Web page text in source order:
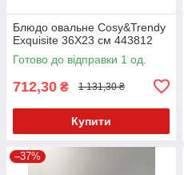
Блюдо овальне Cosy&Trendy
Exquisite 36Х23 см 443812
Готово до відправки 1 од.
712,30 ₴ 1 131,30 ₴
Купити
–37%